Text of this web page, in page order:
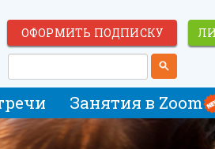
ОФОРМИТЬ ПОДПИСКУ
Занятия в Zoom